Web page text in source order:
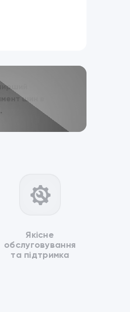
Якісне
обслуговування
та підтримка